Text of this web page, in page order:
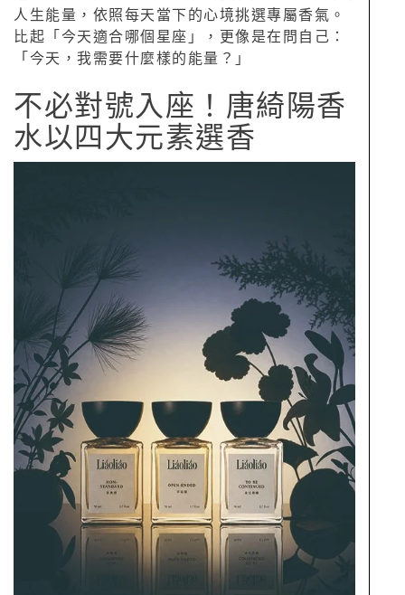
iáo撩撩沒有直接對應星座性格，而是回到占星學
最核心的「火、土、風、水」四大元素，將每種
元素所代表的能量與狀態轉化為香氣，希望透過
己的情緒平衡。
這次品牌共推出5款淡香精，分別象徵五種不同的
人生能量，依照每天當下的心境挑選專屬香氣。
不必對號入座！唐綺陽香
水以四大元素選香